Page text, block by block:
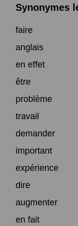
Synonymes
faire
anglais
en effet
être
problème
travail
demander
important
expérience
dire
augmenter
en fait